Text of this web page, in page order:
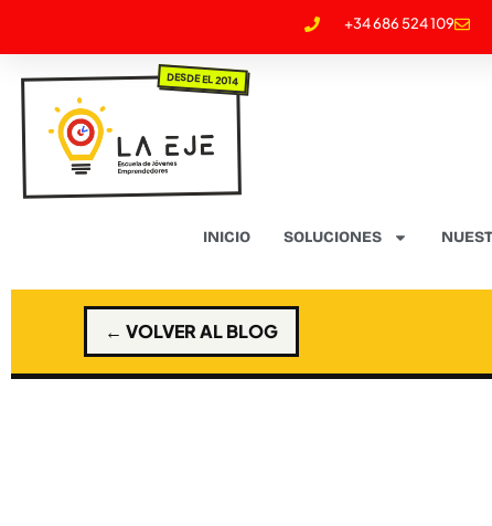
+34 686 524 109
DESDE EL 2014
INICIO SOLUCIONES
← VOLVER AL BLOG